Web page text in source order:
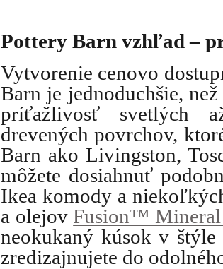
Pottery Barn vzhľad –
Vytvorenie cenovo
Barn je jednoduchšie,
príťažlivosť svetlých
drevených povrchov,
Barn ako Livingston,
môžete dosiahnuť
Ikea komody a
a olejov Fusion™ Mineral
neokukaný kúsok v
zredizajnujete do